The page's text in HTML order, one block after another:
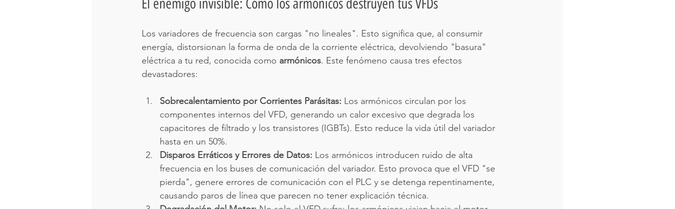
Los variadores de frecuencia son cargas "no lineales". Esto significa que, al consumir
energía, distorsionan la forma de onda de la corriente eléctrica, devolviendo "basura"
eléctrica a tu red, conocida como armónicos. Este fenómeno causa tres efectos
devastadores:
Sobrecalentamiento por Corrientes Parásitas: Los armónicos circulan por los
componentes internos del VFD, generando un calor excesivo que degrada los
capacitores de filtrado y los transistores (IGBTs). Esto reduce la vida útil del variador
hasta en un 50%.
Disparos Erráticos y Errores de Datos: Los armónicos introducen ruido de alta
frecuencia en los buses de comunicación del variador. Esto provoca que el VFD "se
pierda", genere errores de comunicación con el PLC y se detenga repentinamente,
causando paros de línea que parecen no tener explicación técnica.